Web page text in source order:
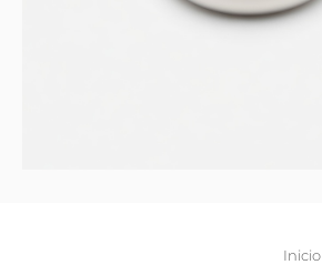
Inicio